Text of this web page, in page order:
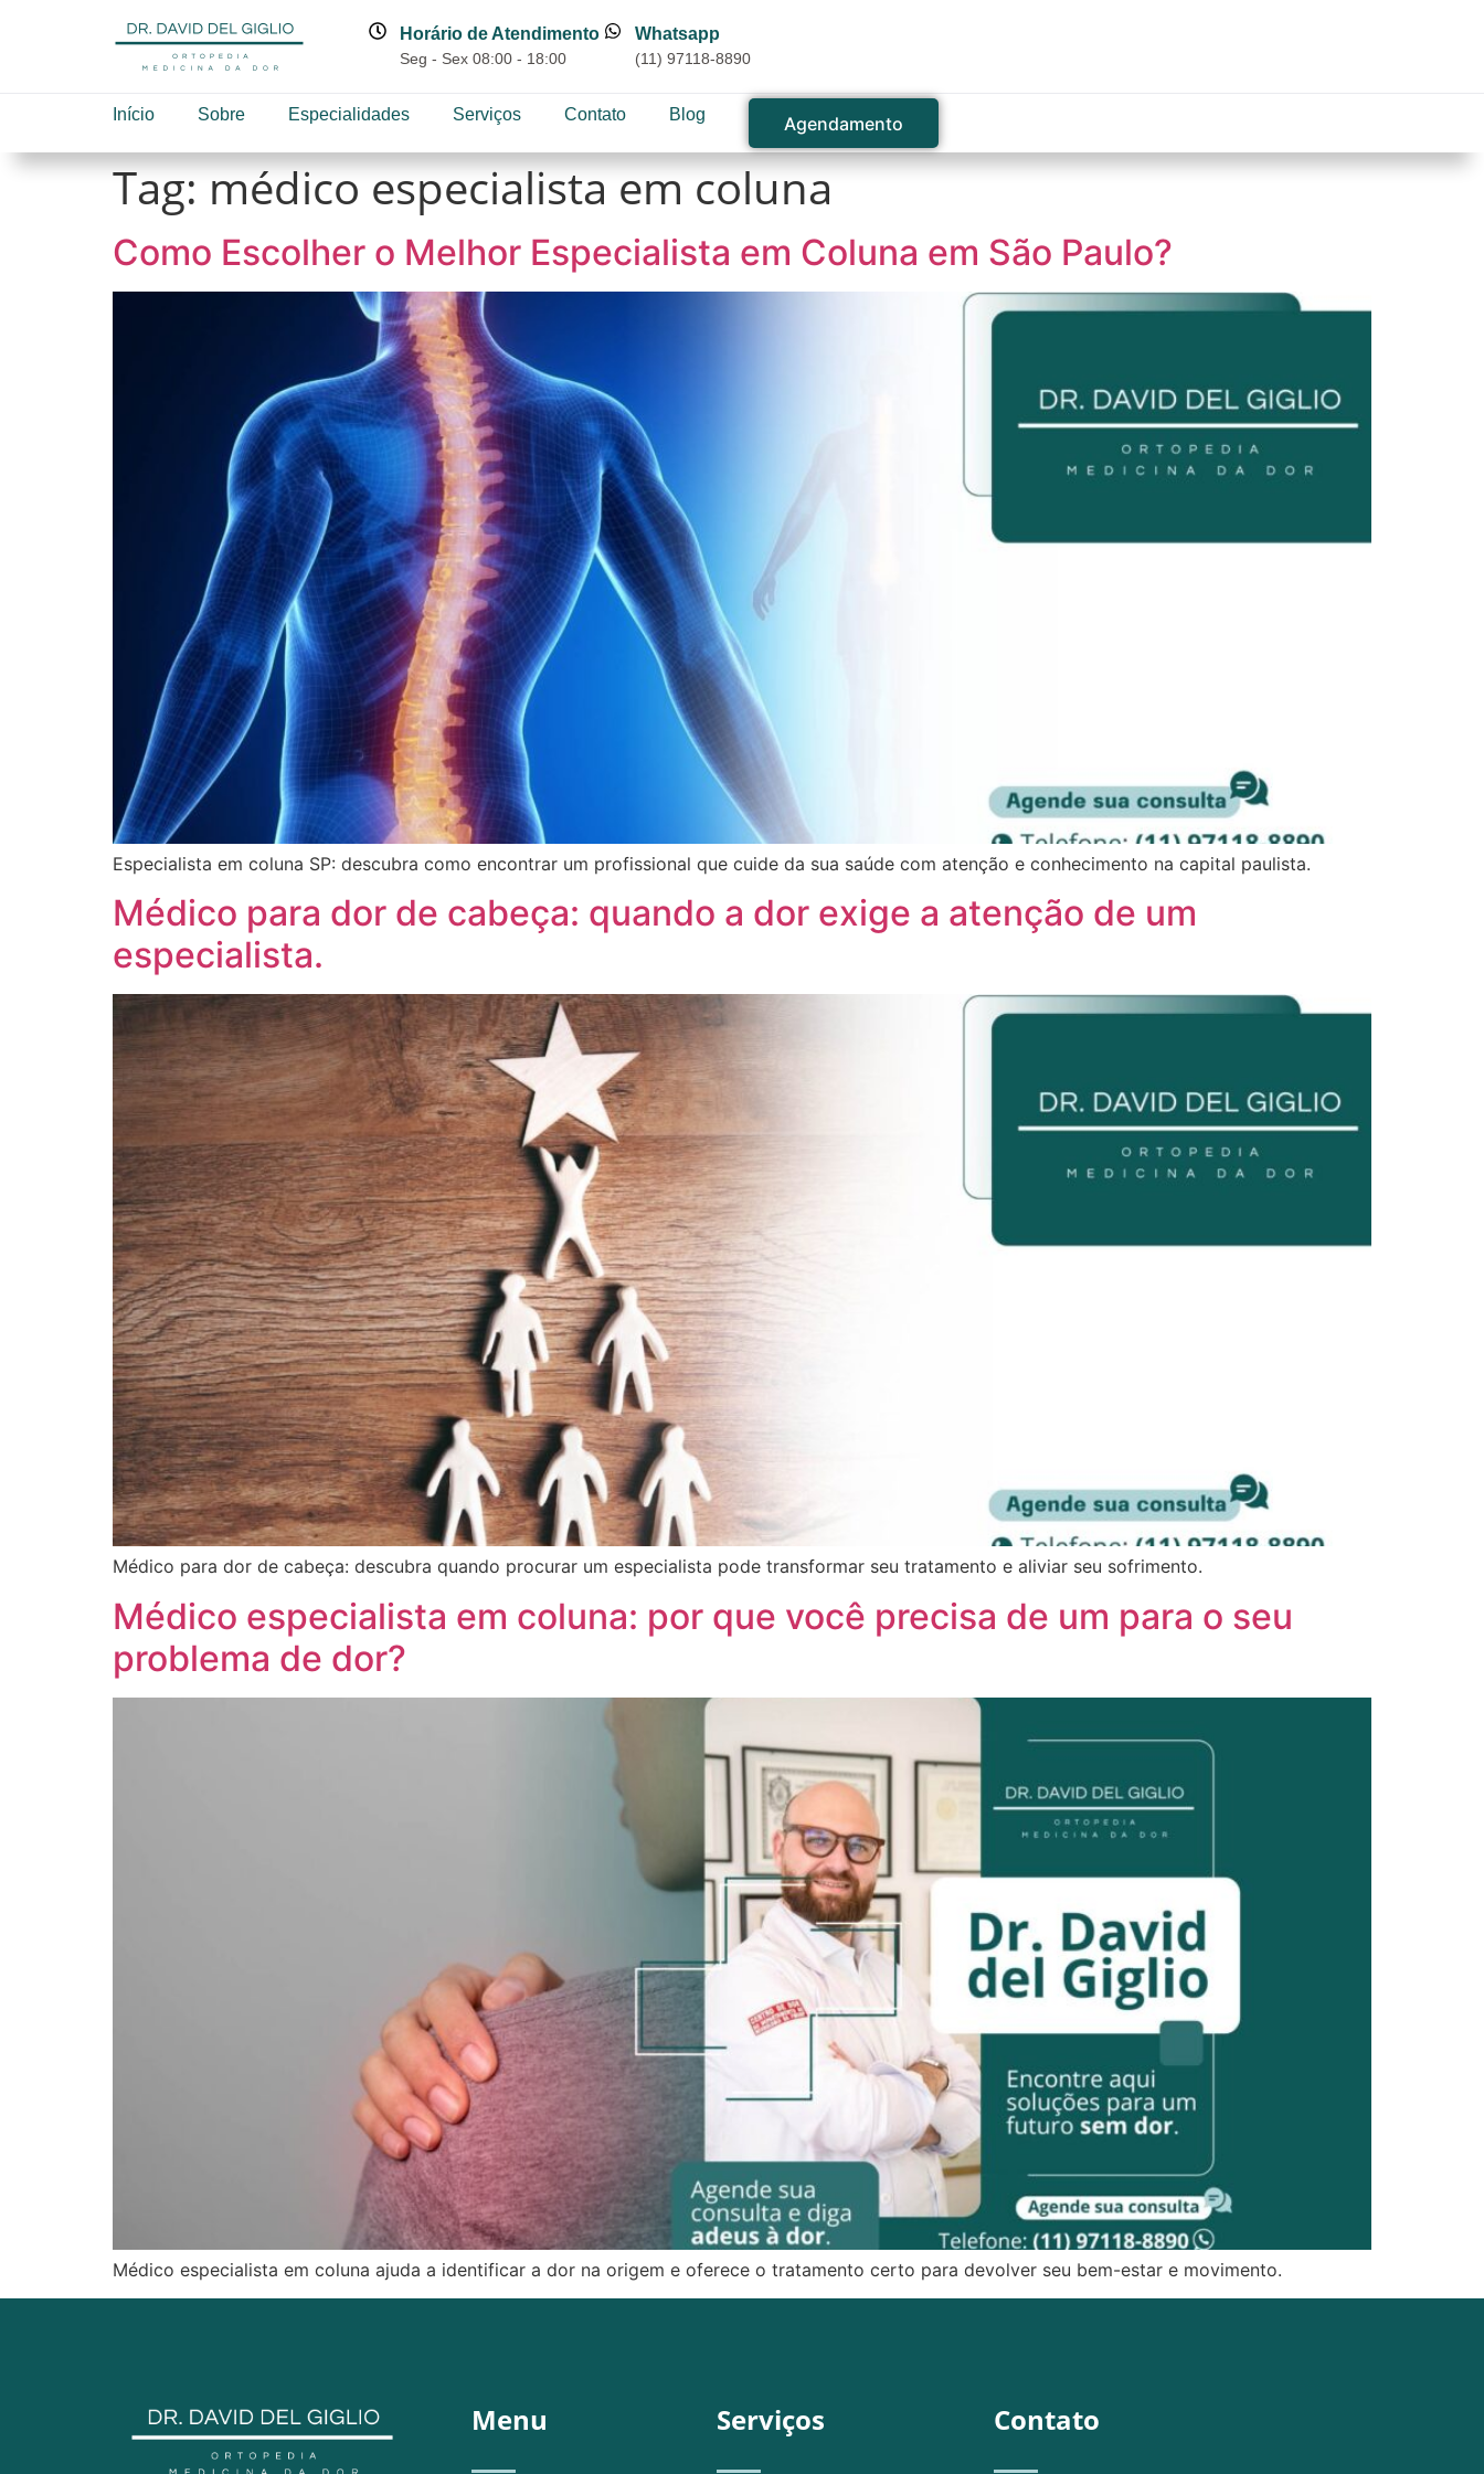
Horário de Atendimento
Seg - Sex 08:00 - 18:00
Whatsapp
(11) 97118-8890
Início Sobre Especialidades Serviços Contato Blog Agendamento
Tag:médico especialista em coluna
Como Escolher o Melhor Especialista em Coluna em São Paulo?
Especialista em coluna SP: descubra como encontrar um profissional que cuide da sua saúde com atenção e conhecimento na capital paulista.
Médico para dor de cabeça: quando a dor exige a atenção de um
especialista.
Médico para dor de cabeça: descubra quando procurar um especialista pode transformar seu tratamento e aliviar seu sofrimento.
Médico especialista em coluna: por que você precisa de um para o seu
problema de dor?
Médico especialista em coluna ajuda a identificar a dor na origem e oferece o tratamento certo para devolver seu bem-estar e movimento.
Menu Serviços Contato